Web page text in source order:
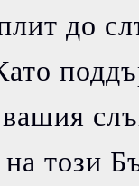
до
този